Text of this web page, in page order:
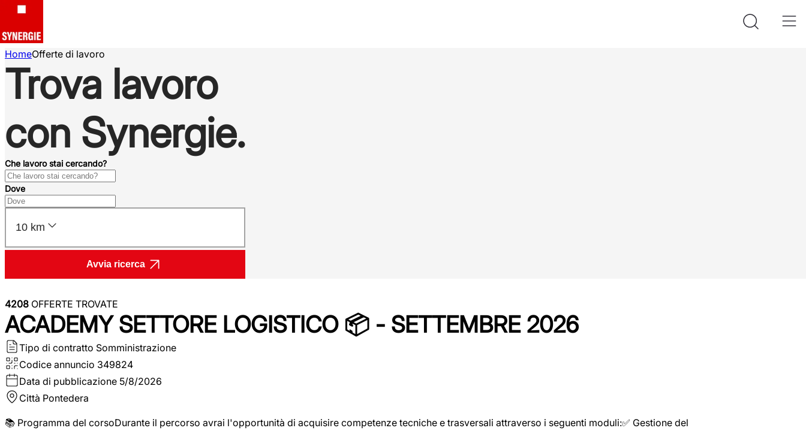
HomeOfferte di lavoro
Trova lavoro
con Synergie.
Che lavoro stai cercando?
Dove
10 km
Avvia ricerca
4208 OFFERTE TROVATE
ACADEMY SETTORE LOGISTICO 📦 - SETTEMBRE 2026
Tipo di contratto Somministrazione
Codice annuncio 349824
Data di pubblicazione 5/8/2026
Città Pontedera
📚 Programma del corsoDurante il percorso avrai l'opportunità di acquisire competenze tecniche e trasversali attraverso i seguenti moduli:✅ Gestione del